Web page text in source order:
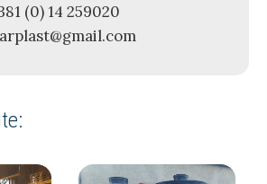
(0) 14 259020